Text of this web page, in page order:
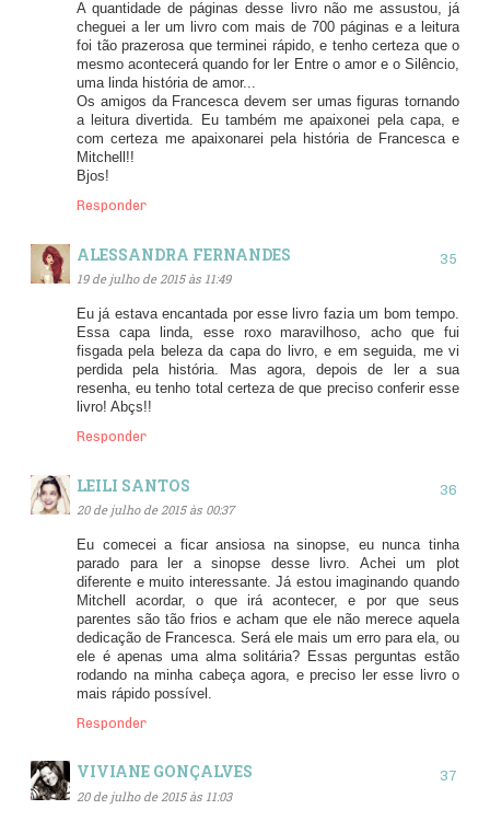
A quantidade de páginas desse livro não me assustou, já
cheguei a ler um livro com mais de 700 páginas e a leitura
foi tão prazerosa que terminei rápido, e tenho certeza que o
mesmo acontecerá quando for ler Entre o amor e o Silêncio,
uma linda história de amor...
Os amigos da Francesca devem ser umas figuras tornando
a leitura divertida. Eu também me apaixonei pela capa, e
com certeza me apaixonarei pela história de Francesca e
Mitchell!!
Bjos!
Responder
ALESSANDRA FERNANDES
19 de julho de 2015 às 11:49
Eu já estava encantada por esse livro fazia um bom tempo.
Essa capa linda, esse roxo maravilhoso, acho que fui
fisgada pela beleza da capa do livro, e em seguida, me vi
perdida pela história. Mas agora, depois de ler a sua
resenha, eu tenho total certeza de que preciso conferir esse
livro! Abçs!!
Responder
LEILI SANTOS
20 de julho de 2015 às 00:37
Eu comecei a ficar ansiosa na sinopse, eu nunca tinha
parado para ler a sinopse desse livro. Achei um plot
diferente e muito interessante. Já estou imaginando quando
Mitchell acordar, o que irá acontecer, e por que seus
parentes são tão frios e acham que ele não merece aquela
dedicação de Francesca. Será ele mais um erro para ela, ou
ele é apenas uma alma solitária? Essas perguntas estão
rodando na minha cabeça agora, e preciso ler esse livro o
mais rápido possível.
Responder
VIVIANE GONÇALVES
20 de julho de 2015 às 11:03